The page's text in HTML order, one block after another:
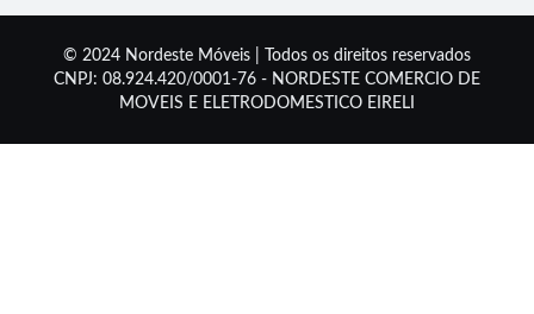
© 2024 Nordeste Móveis | Todos os direitos reservados
CNPJ: 08.924.420/0001-76 - NORDESTE COMERCIO DE
MOVEIS E ELETRODOMESTICO EIRELI